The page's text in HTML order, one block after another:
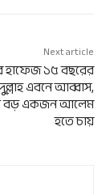
Next article
১৫ বছরের
এবনে আব্বাস,
বড় একজন আলেম
হতে চায়